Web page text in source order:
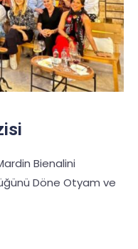
Bienalini
Döne Otyam ve